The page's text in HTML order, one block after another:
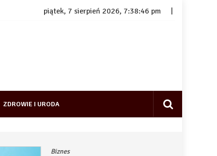
piątek, 7 sierpień 2026, 7:38:47 pm
ZDROWIE I URODA
Biznes